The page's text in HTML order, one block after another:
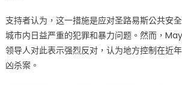
斗
争
愈
演
支持者认为，这一措施是应对圣路易斯公共安
城市内日益严重的犯罪和暴力问题。然而，
领导人对此表示强烈反对，认为地方控制在近
凶杀案。